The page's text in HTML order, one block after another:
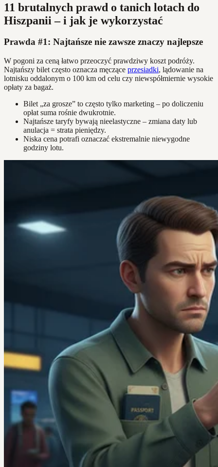
11 brutalnych prawd o tanich lotach do
Hiszpanii – i jak je wykorzystać
Prawda #1: Najtańsze nie zawsze znaczy najlepsze
W pogoni za ceną łatwo przeoczyć prawdziwy koszt podróży.
Najtańszy bilet często oznacza męczące przesiadki, lądowanie na
lotnisku oddalonym o 100 km od celu czy niewspółmiernie wysokie
opłaty za bagaż.
Bilet „za grosze” to często tylko marketing – po doliczeniu
opłat suma rośnie dwukrotnie.
Najtańsze taryfy bywają nieelastyczne – zmiana daty lub
anulacja = strata pieniędzy.
Niska cena potrafi oznaczać ekstremalnie niewygodne
godziny lotu.